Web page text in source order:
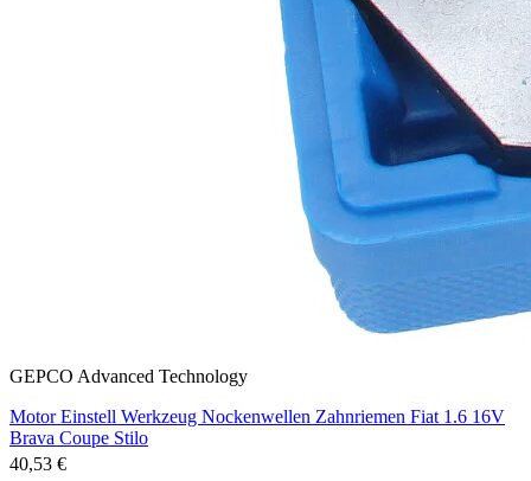
GEPCO Advanced Technology
Motor Einstell Werkzeug Nockenwellen Zahnriemen Fiat 1.6 16V
Brava Coupe Stilo
40,53 €